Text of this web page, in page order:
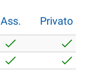
Ass. Privato